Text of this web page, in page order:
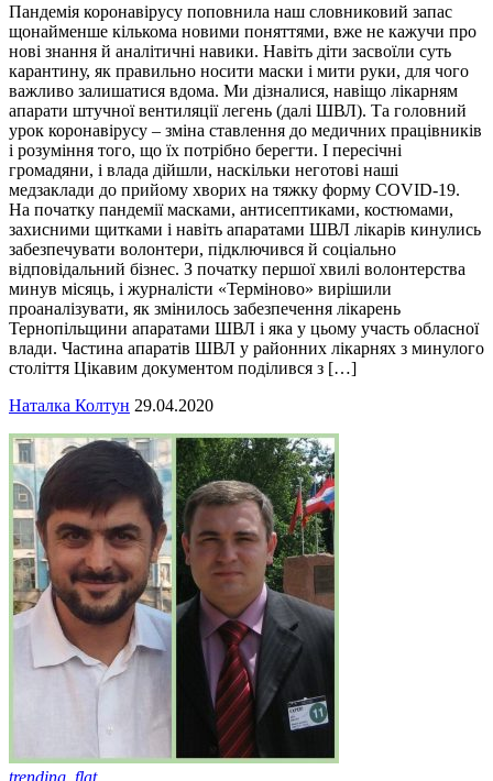
Пандемія коронавірусу поповнила наш словниковий запас
щонайменше кількома новими поняттями, вже не кажучи про
нові знання й аналітичні навики. Навіть діти засвоїли суть
карантину, як правильно носити маски і мити руки, для чого
важливо залишатися вдома. Ми дізналися, навіщо лікарням
апарати штучної вентиляції легень (далі ШВЛ). Та головний
урок коронавірусу – зміна ставлення до медичних працівників
і розуміння того, що їх потрібно берегти. І пересічні
громадяни, і влада дійшли, наскільки неготові наші
медзаклади до прийому хворих на тяжку форму COVID-19.
На початку пандемії масками, антисептиками, костюмами,
захисними щитками і навіть апаратами ШВЛ лікарів кинулись
забезпечувати волонтери, підключився й соціально
відповідальний бізнес. З початку першої хвилі волонтерства
минув місяць, і журналісти «Терміново» вирішили
проаналізувати, як змінилось забезпечення лікарень
Тернопільщини апаратами ШВЛ і яка у цьому участь обласної
влади. Частина апаратів ШВЛ у районних лікарнях з минулого
століття Цікавим документом поділився з […]
Наталка Колтун 29.04.2020
trending_flat